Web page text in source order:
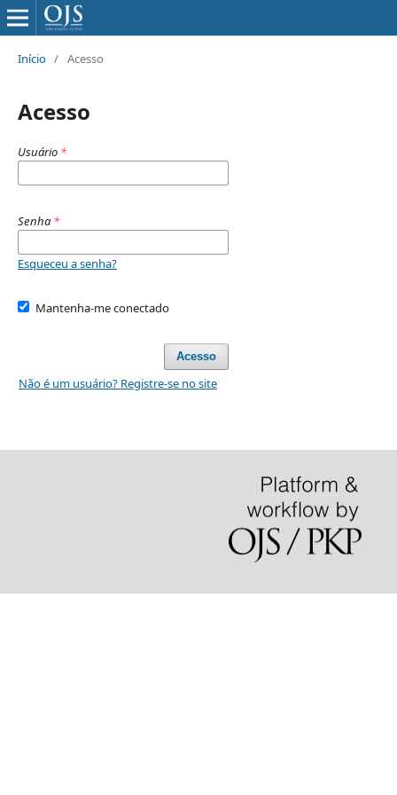
Início / Acesso
Acesso
Usuário *
Senha *
Esqueceu a senha?
Mantenha-me conectado
Acesso
Não é um usuário? Registre-se no site